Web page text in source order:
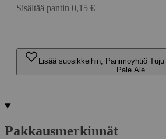
Sisältää pantin 0,15 €
Lisää suosikkeihin, Panimoyhtiö
Pale Ale
Pakkausmerkinnät